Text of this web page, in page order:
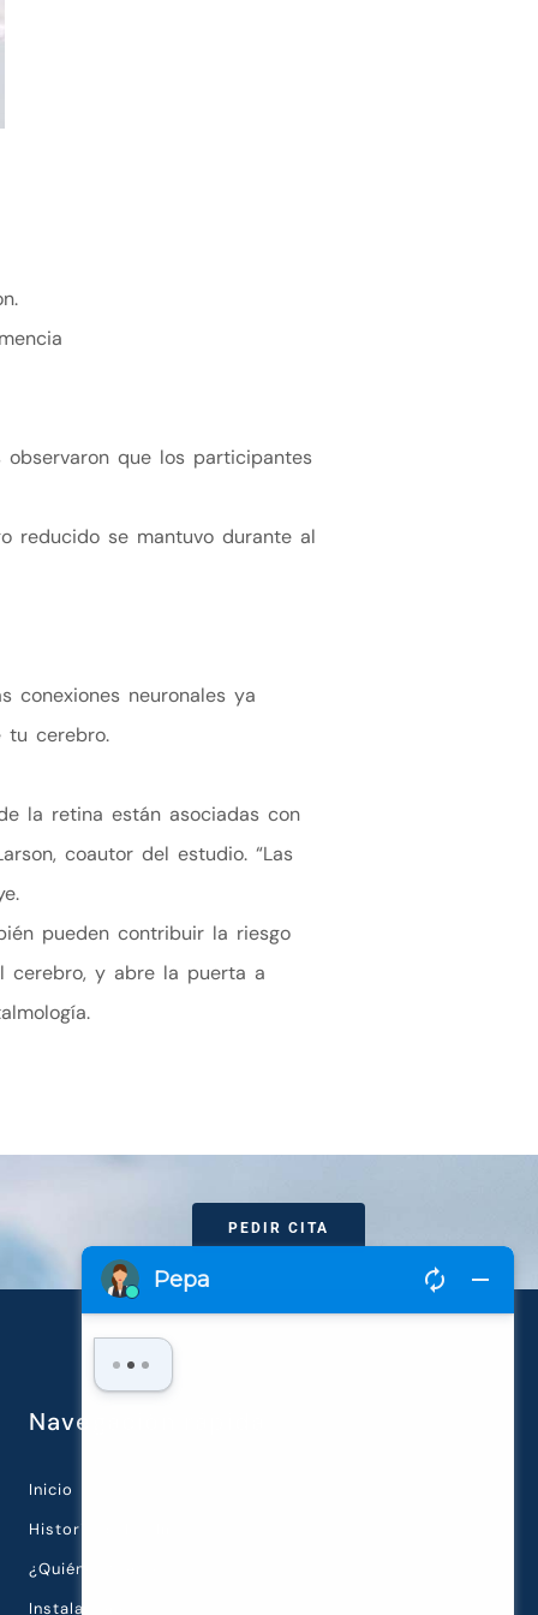
que los participantes
reducido se mantuvo durante al
conexiones neuronales ya
tu cerebro.
la retina están asociadas con
coautor del estudio. “Las
pueden contribuir la riesgo
cerebro, y abre la puerta a
PEDIR CITA
Navegación rápida
Inicio
Historia de la Clínica
¿Quiénes Somos?
Instalaciones